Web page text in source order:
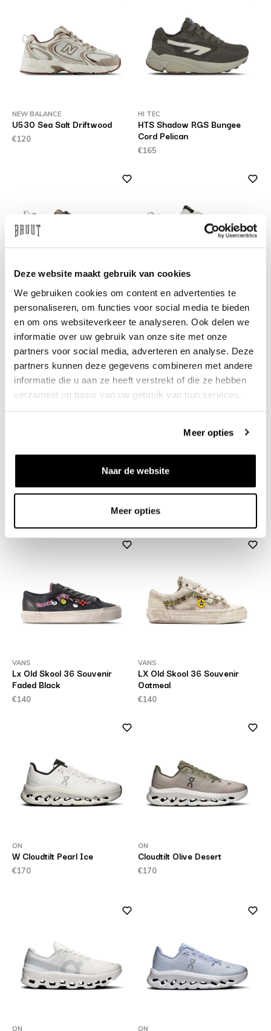
Deze website maakt gebruik van cookies
We gebruiken cookies om content en advertenties te
personaliseren, om functies voor social media te bieden
en om ons websiteverkeer te analyseren. Ook delen we
informatie over uw gebruik van onze site met onze
partners voor social media, adverteren en analyse. Deze
partners kunnen deze gegevens combineren met andere
informatie die u aan ze heeft verstrekt of die ze hebben
verzameld op basis van uw gebruik van hun services.
Meer opties
Naar de website
Meer opties
NEW BALANCE
U530 Sea Salt Driftwood
€120
HI TEC
HTS Shadow RGS Bungee
Cord Pelican
€165
HI TEC
HTS ADV Racer Silver Birch
Sharkskin Ether
€130
HI TEC
HTS ADV Racer Silver Birch
Gray Violet Sharskin Lilac
€130
HTS Shadow RGS Java
W Tazz II Light Bronze
VANS
Lx Old Skool 36 Souvenir
Faded Black
€140
VANS
LX Old Skool 36 Souvenir
Oatmeal
€140
ON
W Cloudtilt Pearl Ice
€170
ON
Cloudtilt Olive Desert
€170
ON ON